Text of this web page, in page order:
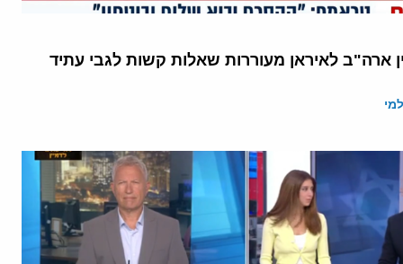
ארה"ב לאיראן מעוררות שאלות קשות לגבי עתיד